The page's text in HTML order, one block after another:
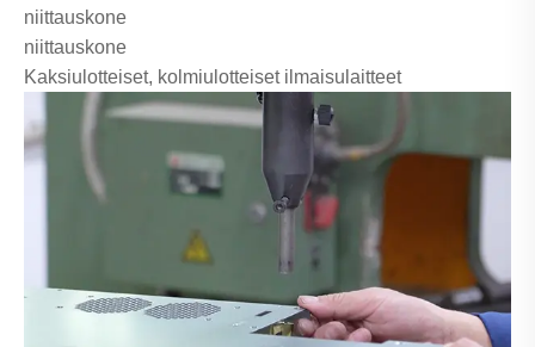
niittauskone
niittauskone
Kaksiulotteiset, kolmiulotteiset ilmaisulaitteet